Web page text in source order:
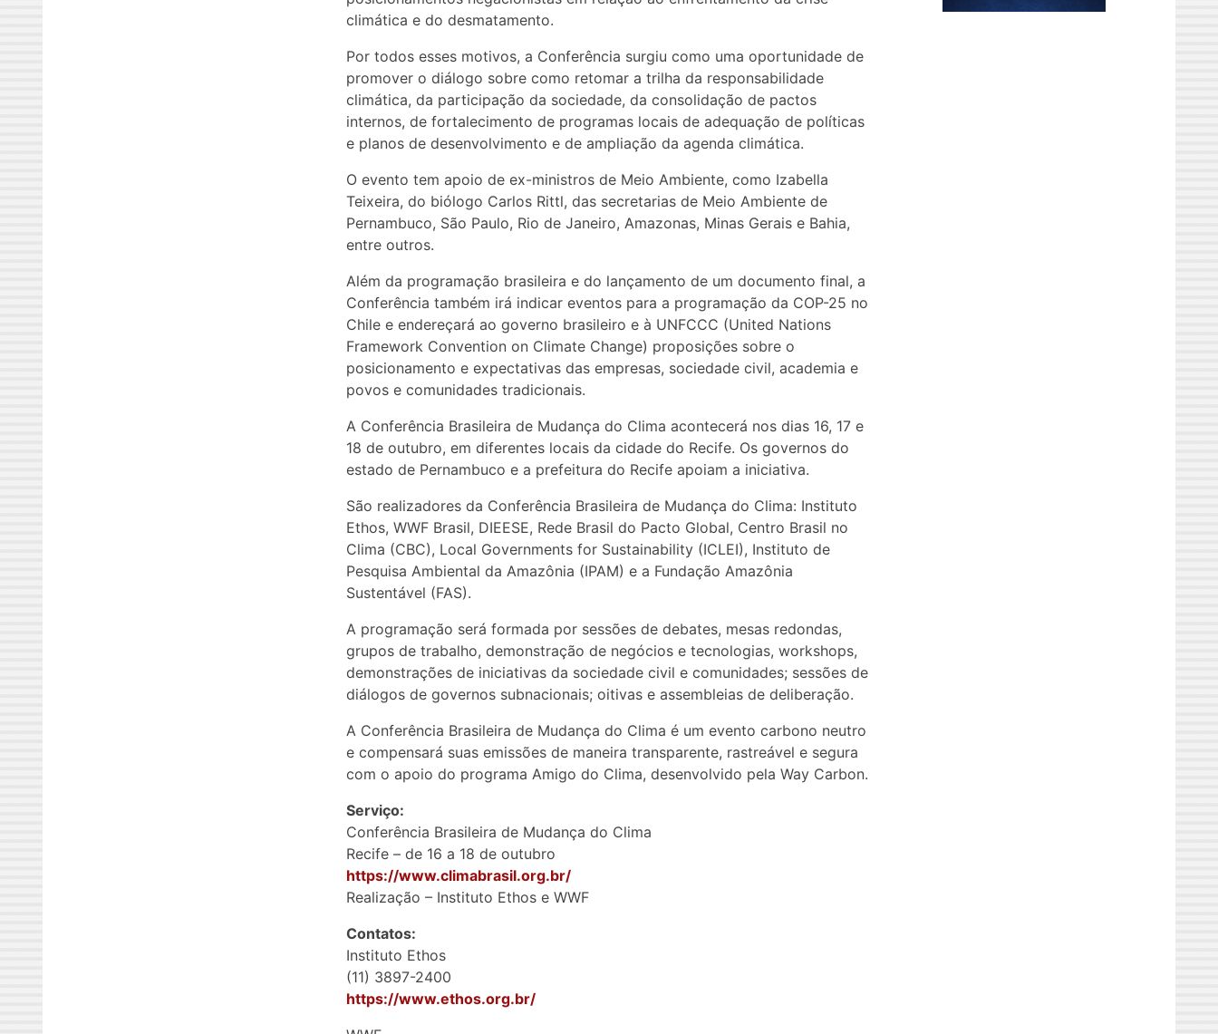
climática e do desmatamento.
Por todos esses motivos, a Conferência surgiu como uma oportunidade de
promover o diálogo sobre como retomar a trilha da responsabilidade
climática, da participação da sociedade, da consolidação de pactos
internos, de fortalecimento de programas locais de adequação de políticas
e planos de desenvolvimento e de ampliação da agenda climática.
O evento tem apoio de ex-ministros de Meio Ambiente, como Izabella
Teixeira, do biólogo Carlos Rittl, das secretarias de Meio Ambiente de
Pernambuco, São Paulo, Rio de Janeiro, Amazonas, Minas Gerais e Bahia,
entre outros.
Além da programação brasileira e do lançamento de um documento final, a
Conferência também irá indicar eventos para a programação da COP-25 no
Chile e endereçará ao governo brasileiro e à UNFCCC (United Nations
Framework Convention on Climate Change) proposições sobre o
posicionamento e expectativas das empresas, sociedade civil, academia e
povos e comunidades tradicionais.
A Conferência Brasileira de Mudança do Clima acontecerá nos dias 16, 17 e
18 de outubro, em diferentes locais da cidade do Recife. Os governos do
estado de Pernambuco e a prefeitura do Recife apoiam a iniciativa.
São realizadores da Conferência Brasileira de Mudança do Clima: Instituto
Ethos, WWF Brasil, DIEESE, Rede Brasil do Pacto Global, Centro Brasil no
Clima (CBC), Local Governments for Sustainability (ICLEI), Instituto de
Pesquisa Ambiental da Amazônia (IPAM) e a Fundação Amazônia
Sustentável (FAS).
A programação será formada por sessões de debates, mesas redondas,
grupos de trabalho, demonstração de negócios e tecnologias, workshops,
demonstrações de iniciativas da sociedade civil e comunidades; sessões de
diálogos de governos subnacionais; oitivas e assembleias de deliberação.
A Conferência Brasileira de Mudança do Clima é um evento carbono neutro
e compensará suas emissões de maneira transparente, rastreável e segura
com o apoio do programa Amigo do Clima, desenvolvido pela Way Carbon.
Serviço:
Conferência Brasileira de Mudança do Clima
Recife – de 16 a 18 de outubro
https://www.climabrasil.org.br/
Realização – Instituto Ethos e WWF
Contatos:
Instituto Ethos
(11) 3897-2400
https://www.ethos.org.br/